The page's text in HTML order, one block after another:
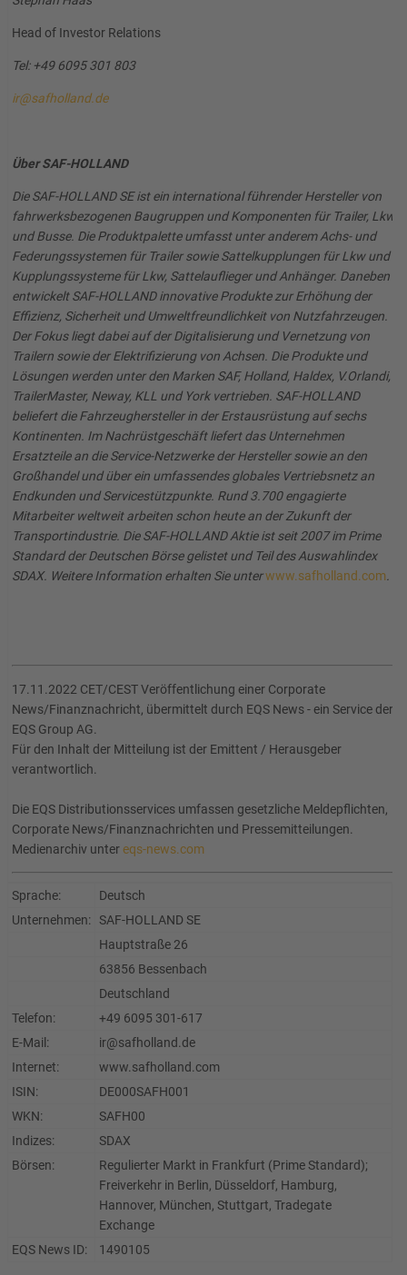
Head of Investor Relations
Tel: +49 6095 301 803
ir@safholland.de
Über SAF-HOLLAND
Die SAF-HOLLAND SE ist ein international führender Hersteller von
fahrwerksbezogenen Baugruppen und Komponenten für Trailer, Lkw
und Busse. Die Produktpalette umfasst unter anderem Achs- und
Federungssystemen für Trailer sowie Sattelkupplungen für Lkw und
Kupplungssysteme für Lkw, Sattelauflieger und Anhänger. Daneben
entwickelt SAF-HOLLAND innovative Produkte zur Erhöhung der
Effizienz, Sicherheit und Umweltfreundlichkeit von Nutzfahrzeugen.
Der Fokus liegt dabei auf der Digitalisierung und Vernetzung von
Trailern sowie der Elektrifizierung von Achsen. Die Produkte und
Lösungen werden unter den Marken SAF, Holland, Haldex, V.Orlandi,
TrailerMaster, Neway, KLL und York vertrieben. SAF-HOLLAND
beliefert die Fahrzeughersteller in der Erstausrüstung auf sechs
Kontinenten. Im Nachrüstgeschäft liefert das Unternehmen
Ersatzteile an die Service-Netzwerke der Hersteller sowie an den
Großhandel und über ein umfassendes globales Vertriebsnetz an
Endkunden und Servicestützpunkte. Rund 3.700 engagierte
Mitarbeiter weltweit arbeiten schon heute an der Zukunft der
Transportindustrie. Die SAF-HOLLAND Aktie ist seit 2007 im Prime
Standard der Deutschen Börse gelistet und Teil des Auswahlindex
SDAX. Weitere Information erhalten Sie unterwww.safholland.com
17.11.2022 CET/CEST Veröffentlichung einer Corporate
News/Finanznachricht, übermittelt durch EQS News - ein Service der
EQS Group AG.
Für den Inhalt der Mitteilung ist der Emittent / Herausgeber
verantwortlich.
Die EQS Distributionsservices umfassen gesetzliche Meldepflichten,
Corporate News/Finanznachrichten und Pressemitteilungen.
Medienarchiv untereqs-news.com
Sprache:
Deutsch
Unternehmen:
SAF-HOLLAND SE
Hauptstraße 26
63856 Bessenbach
Deutschland
Telefon:
+49 6095 301-617
E-Mail:
ir@safholland.de
Internet:
www.safholland.com
ISIN:
DE000SAFH001
WKN:
SAFH00
Indizes:
SDAX
Börsen:
Regulierter Markt in Frankfurt (Prime Standard);
Freiverkehr in Berlin, Düsseldorf, Hamburg,
Hannover, München, Stuttgart, Tradegate
Exchange
EQS News ID:
1490105